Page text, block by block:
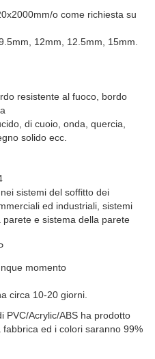
o come richiesta su
12mm, 12.5mm, 15mm.
resistente al fuoco, bordo
di cuoio, onda, quercia,
solido ecc.
sistemi del soffitto dei
ed industriali, sistemi
parete e sistema della parete
momento
circa 10-20 giorni.
PVC/Acrylic/ABS ha prodotto
ed i colori saranno 99%